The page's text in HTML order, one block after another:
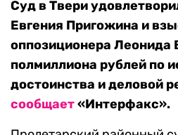
Суд в Твери
Евгения Пригожина и
оппозиционера Леонида
полмиллиона рублей по
достоинства и деловой
сообщает«Интерфакс».